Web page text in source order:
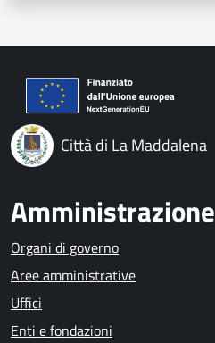
Città di La Maddalena
Amministrazione
Organi di governo
Aree amministrative
Uffici
Enti e fondazioni